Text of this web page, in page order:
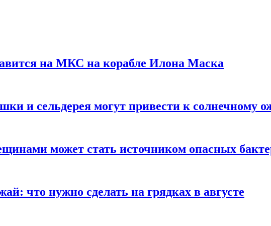
на МКС на корабле Илона Маска
и сельдерея могут привести к солнечному
может стать источником опасных
что нужно сделать на грядках в августе